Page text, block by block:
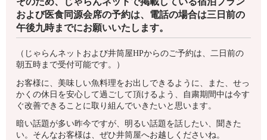
および医食同源会席の予約は、電話の場合は三日前の
午後九時までにお願いいたします。
（じゃらんネットおよび井筒屋HPからのご予約は、二日前の
朝五時まで受付可能です。）
お客様に、美味しい魚料理をお出しできるように、また、せっ
かくの休日を安心して過ごして頂けるよう、自粛期間中は今す
ぐ改善できることに取り組んでいきたいと思います。
暗い話題が多い昨今ですが、明るい話題を話したい、聞きた
い。そんなお客様は、ぜひ井筒屋へお越しくださいね。